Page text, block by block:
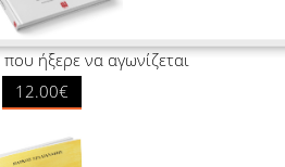
ήξερε να αγωνίζεται
12.00€